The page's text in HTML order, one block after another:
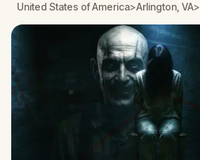
United States of America>Arlington, VA>